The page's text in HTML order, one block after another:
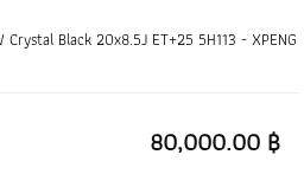
Crystal Black 20x8.5J ET+25 5H113 - XPENG
80,000.00 ฿